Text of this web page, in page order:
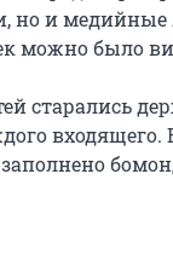
но и медийные
можно было
старались